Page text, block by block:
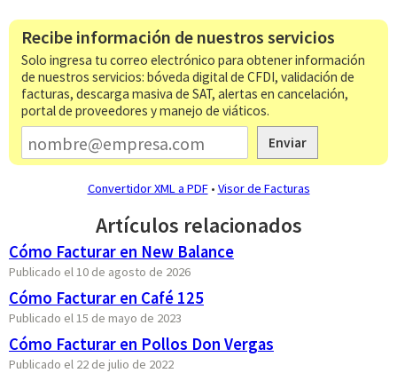
Recibe información de nuestros servicios
Solo ingresa tu correo electrónico para obtener información
de nuestros servicios: bóveda digital de CFDI, validación de
facturas, descarga masiva de SAT, alertas en cancelación,
portal de proveedores y manejo de viáticos.
Enviar
Convertidor XML a PDF• Visor de Facturas
Artículos relacionados
Cómo Facturar en New Balance
Publicado el 10 de agosto de 2026
Cómo Facturar en Café 125
Publicado el 15 de mayo de 2023
Cómo Facturar en Pollos Don Vergas
Publicado el 22 de julio de 2022